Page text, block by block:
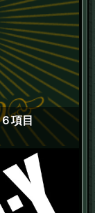
項目